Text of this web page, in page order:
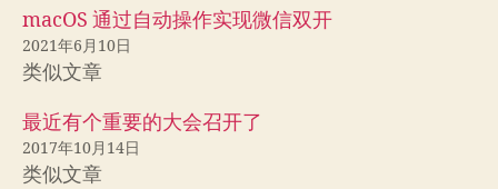
macOS 通过自动操作实现微信双开
2021年6月10日
类似文章
最近有个重要的大会召开了
2017年10月14日
类似文章